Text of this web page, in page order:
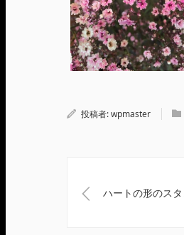
投稿者:wpmaster
ハートの形のス